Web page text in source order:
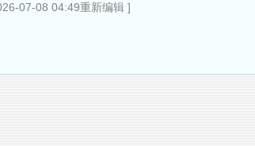
07-08 04:49重新编辑 ]